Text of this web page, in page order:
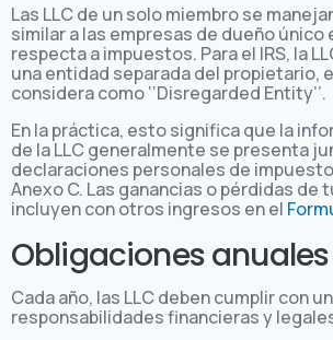
Las LLC de un solo miembro se
similar a las empresas de dueño único
respecta a impuestos. Para el IRS, la
una entidad separada del propietario,
considera como ‘‘Disregarded Entity’’.
En la práctica, esto significa que la
de la LLC generalmente se presenta
declaraciones personales de
Anexo C. Las ganancias o pérdidas de
incluyen con otros ingresos en el
Obligaciones anuales
Cada año, las LLC deben cumplir con
responsabilidades financieras y